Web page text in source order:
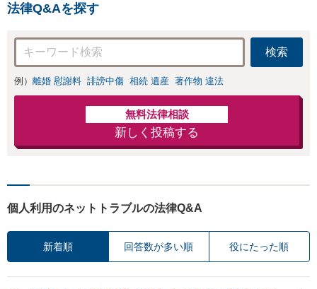
法律Q&Aを探す
検索
例） 離婚 慰謝料 誹謗中傷 相続 遺産 著作物 違法
無料法律相談
新しく投稿する
個人利用のネットトラブルの法律Q&A
新着順 回答数が多い順 役にたった順